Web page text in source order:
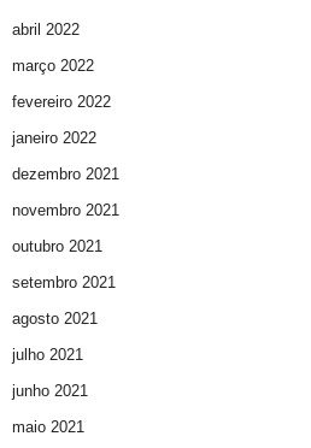
abril 2022
março 2022
fevereiro 2022
janeiro 2022
dezembro 2021
novembro 2021
outubro 2021
setembro 2021
agosto 2021
julho 2021
junho 2021
maio 2021